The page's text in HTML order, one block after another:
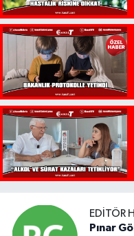
EDITÖR
Pınar